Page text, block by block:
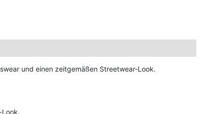
und einen zeitgemäßen Streetwear-Look.